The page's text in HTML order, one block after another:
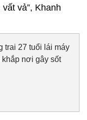
vả”, Khanh
trai 27 tuổi lái máy
khắp nơi gây sốt